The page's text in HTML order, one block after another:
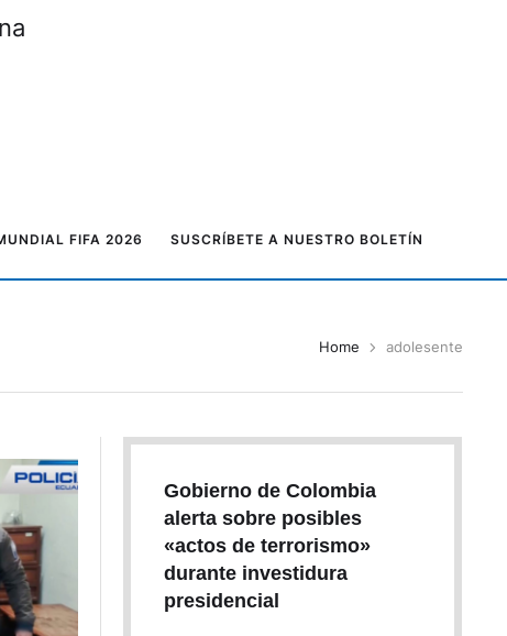
FIFA 2026 SUSCRÍBETE A NUESTRO BOLETÍN
Home adolesente
Gobierno de Colombia
alerta sobre posibles
«actos de terrorismo»
durante investidura
presidencial